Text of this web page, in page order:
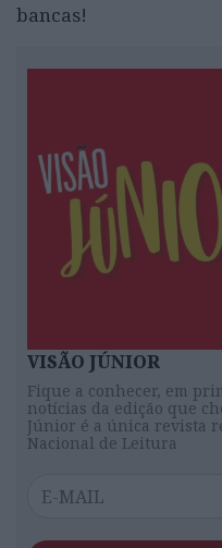
bancas!
VISÃO JÚNIOR
Fique a conhecer, em
notícias da edição que
Júnior é a única revista
Nacional de Leitura